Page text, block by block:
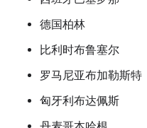
德国柏林
比利时布鲁塞尔
罗马尼亚布加勒斯特
匈牙利布达佩斯